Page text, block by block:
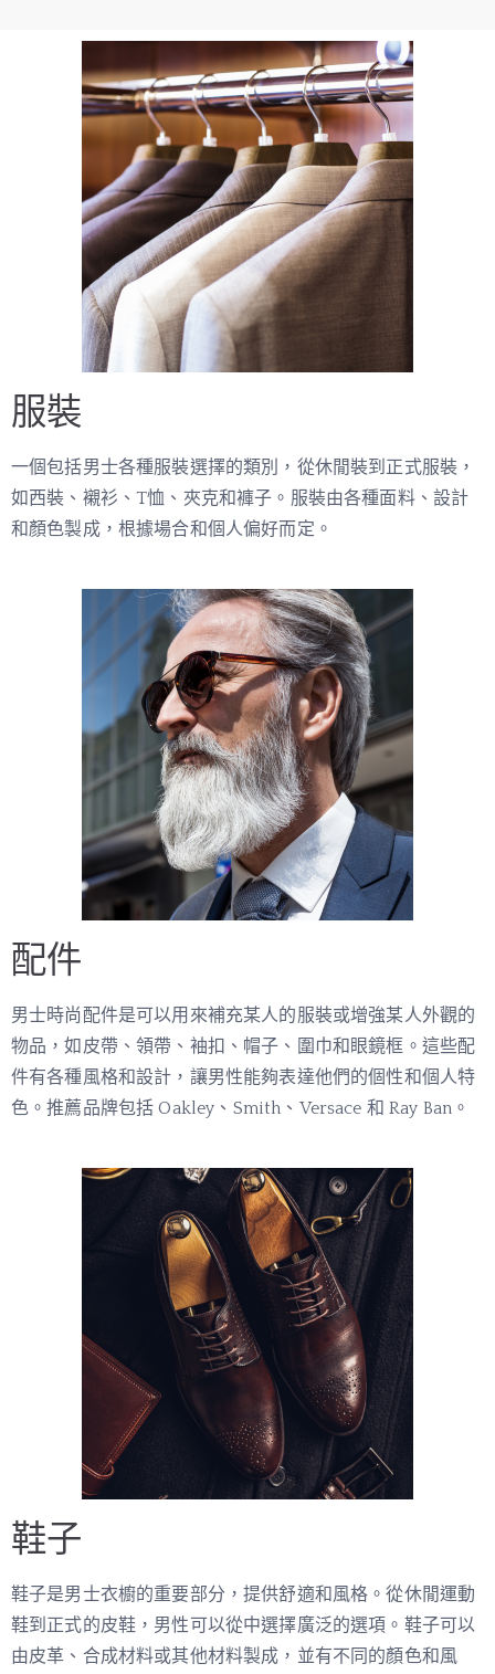
服裝
一個包括男士各種服裝選擇的類別，從休閒裝到正式服裝，
如西裝、襯衫、T恤、夾克和褲子。服裝由各種面料、設計
和顏色製成，根據場合和個人偏好而定。
配件
男士時尚配件是可以用來補充某人的服裝或增強某人外觀的
物品，如皮帶、領帶、袖扣、帽子、圍巾和眼鏡框。這些配
件有各種風格和設計，讓男性能夠表達他們的個性和個人特
色。推薦品牌包括 Oakley、Smith、Versace 和 Ray Ban。
鞋子
鞋子是男士衣櫥的重要部分，提供舒適和風格。從休閒運動
鞋到正式的皮鞋，男性可以從中選擇廣泛的選項。鞋子可以
由皮革、合成材料或其他材料製成，並有不同的顏色和風